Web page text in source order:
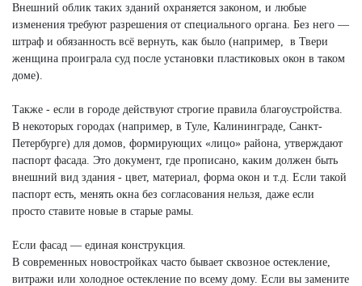
Внешний облик таких зданий охраняется законом, и любые
изменения требуют разрешения от специального органа. Без него —
штраф и обязанность всё вернуть, как было (например, в Твери
женщина проиграла суд после установки пластиковых окон в таком
доме).
Также - если в городе действуют строгие правила благоустройства.
В некоторых городах (например, в Туле, Калининграде, Санкт-
Петербурге) для домов, формирующих «лицо» района, утверждают
паспорт фасада. Это документ, где прописано, каким должен быть
внешний вид здания - цвет, материал, форма окон и т.д. Если такой
паспорт есть, менять окна без согласования нельзя, даже если
просто ставите новые в старые рамы.
Если фасад — единая конструкция.
В современных новостройках часто бывает сквозное остекление,
витражи или холодное остекление по всему дому. Если вы замените